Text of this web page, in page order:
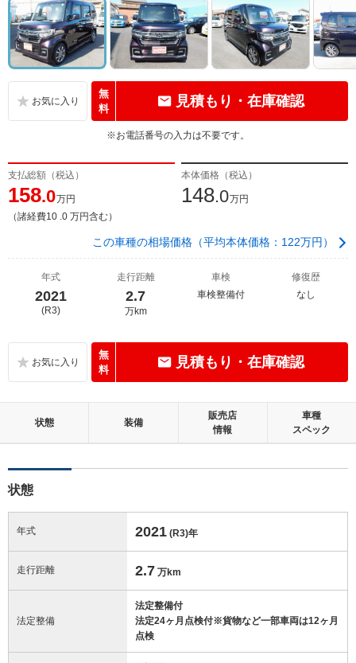
無
料
見積もり・在庫確認
※お電話番号の入力は不要です。
支払総額（税込）
158.0万円
（諸経費10 .0 万円含む）
本体価格（税込）
148.0万円
この車種の相場価格（平均本体価格：122万円）
年式
2021
(R3)
走行距離
2.7
万km
車検
車検整備付
修復歴
なし
無
料
見積もり・在庫確認
状態 装備
販売店
情報
車種
スペック
状態
年式 2021 (R3)年
走行距離 2.7 万km
法定整備
法定整備付
法定24ヶ月点検付※貨物など一部車両は12ヶ月
点検